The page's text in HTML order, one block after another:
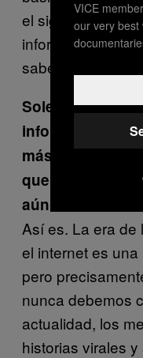
el siglo XXI.
informaciones
sabe qué pensar.
Solemos
información» no
más
que permite a
aún más a las
Así es. La era de
el internet es
pero
nunca debemos
actualidad, los
historias virales
VICE
our very best